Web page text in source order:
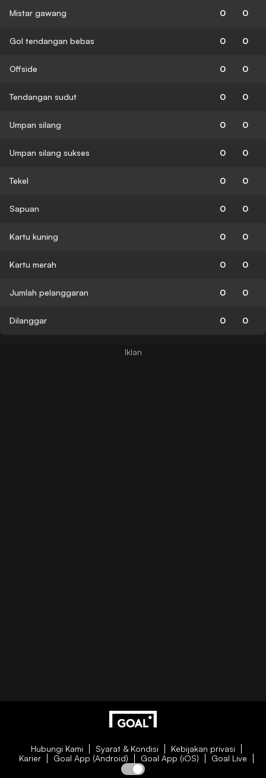
Mistar gawang 0 0
Gol tendangan bebas 0 0
Offside 0 0
Tendangan sudut 0 0
Umpan silang 0 0
Umpan silang sukses 0 0
Tekel 0 0
Sapuan 0 0
Kartu kuning 0 0
Kartu merah 0 0
Jumlah pelanggaran 0 0
Dilanggar 0 0
Hubungi Kami Syarat & Kondisi
Kebijakan privasi
Karier
Goal App (Android) Goal App (iOS) Goal Live